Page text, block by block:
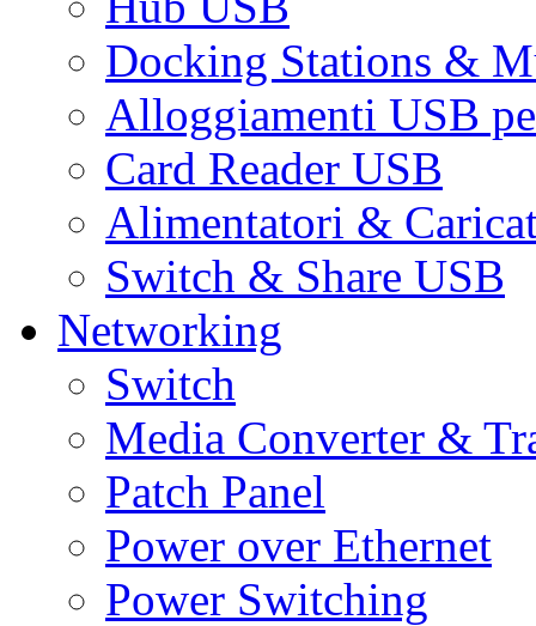
Docking Stations &
Alloggiamenti USB
Card Reader USB
Alimentatori &
Switch & Share USB
Networking
Switch
Media Converter &
Patch Panel
Power over Ethernet
Power Switching